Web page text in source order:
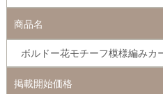
商品名
ボルドー花モチーフ模様編みカ
掲載開始価格